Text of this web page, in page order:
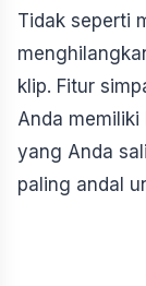
Tidak seperti
klip. Fitur
Anda
yang Anda
paling andal